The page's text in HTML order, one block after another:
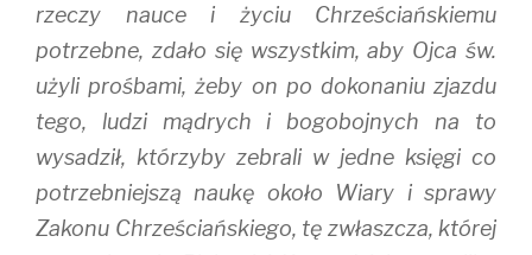
rzeczy nauce i życiu Chrześciańskiemu
potrzebne, zdało się wszystkim, aby Ojca św.
użyli prośbami, żeby on po dokonaniu zjazdu
tego, ludzi mądrych i bogobojnych na to
wysadził, którzyby zebrali w jedne księgi co
potrzebniejszą naukę około Wiary i sprawy
Zakonu Chrześciańskiego, tę zwłaszcza, której